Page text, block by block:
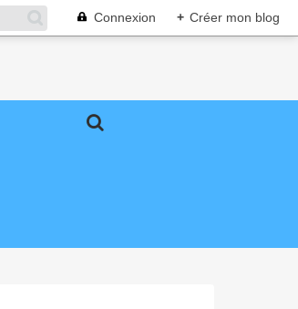
Connexion + Créer mon blog